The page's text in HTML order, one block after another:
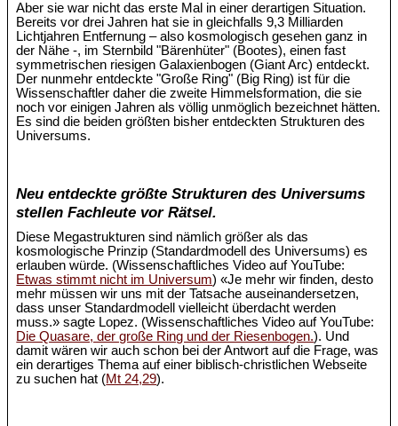
Aber sie war nicht das erste Mal in einer derartigen Situation.
Bereits vor drei Jahren hat sie in gleichfalls 9,3 Milliarden
Lichtjahren Entfernung – also kosmologisch gesehen ganz in
der Nähe -, im Sternbild "Bärenhüter" (Bootes), einen fast
symmetrischen riesigen Galaxienbogen (Giant Arc) entdeckt.
Der nunmehr entdeckte "Große Ring" (Big Ring) ist für die
Wissenschaftler daher die zweite Himmelsformation, die sie
noch vor einigen Jahren als völlig unmöglich bezeichnet hätten.
Es sind die beiden größten bisher entdeckten Strukturen des
Universums.
Neu entdeckte größte Strukturen des Universums
stellen Fachleute vor Rätsel.
Diese Megastrukturen sind nämlich größer als das
kosmologische Prinzip (Standardmodell des Universums) es
erlauben würde. (Wissenschaftliches Video auf YouTube:
Etwas stimmt nicht im Universum) «Je mehr wir finden, desto
mehr müssen wir uns mit der Tatsache auseinandersetzen,
dass unser Standardmodell vielleicht überdacht werden
muss.» sagte Lopez. (Wissenschaftliches Video auf YouTube:
Die Quasare, der große Ring und der Riesenbogen.). Und
damit wären wir auch schon bei der Antwort auf die Frage, was
ein derartiges Thema auf einer biblisch-christlichen Webseite
zu suchen hat (Mt 24,29).